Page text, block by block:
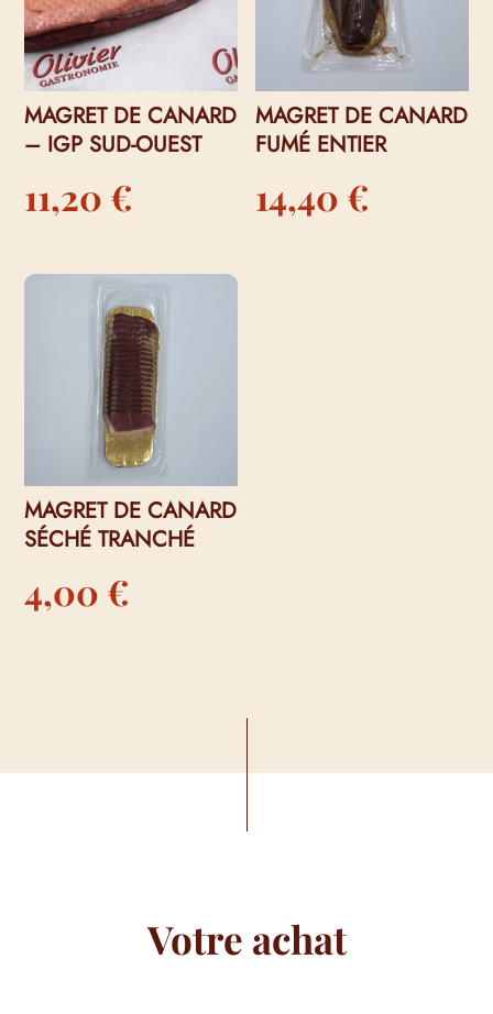
MAGRET DE CANARD
– IGP SUD-OUEST
11,20 €
MAGRET DE CANARD
FUMÉ ENTIER
14,40 €
MAGRET DE CANARD
SÉCHÉ TRANCHÉ
4,00 €
Votre achat